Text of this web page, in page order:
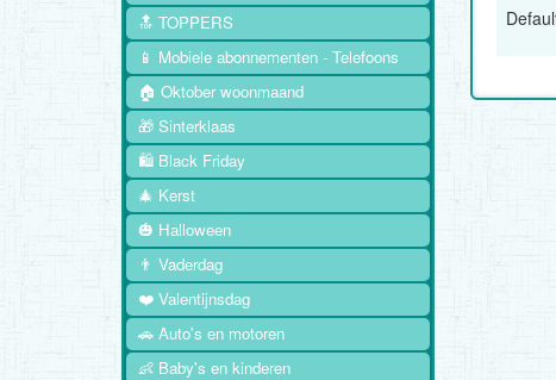
🔝 TOPPERS
📱 Mobiele abonnementen - Telefoons
🏠 Oktober woonmaand
🎁 Sinterklaas
🛍️ Black Friday
🎄 Kerst
🎃 Halloween
👨 Vaderdag
❤️ Valentijnsdag
🚗 Auto's en motoren
👶 Baby's en kinderen